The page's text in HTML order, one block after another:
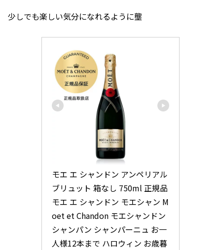
少しでも楽しい気分になれるように壟
モエ エ シャンドン アンペリアル
ブリュット 箱なし 750ml 正規品
モエ エ シャンドン モエシャン M
oet et Chandon モエシャンドン
シャンパン シャンパーニュ お一
人様12本まで ハロウィン お歳暮